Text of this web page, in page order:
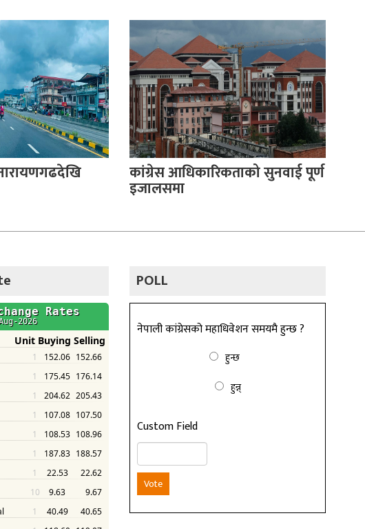
कांग्रेस आधिकारिकताको सुनवाई पूर्ण
इजालसमा
POLL
नेपाली कांग्रेसको महाधिवेशन समयमै हुन्छ ?
हुन्छ
हुन्न्
Custom Field
Vote